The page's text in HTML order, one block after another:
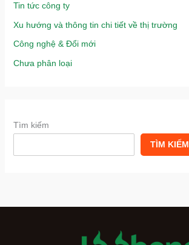
Tin tức công ty
Xu hướng và thông tin chi tiết về thị trường
Công nghệ & Đổi mới
Chưa phân loại
Tìm kiếm
TÌM KIẾM